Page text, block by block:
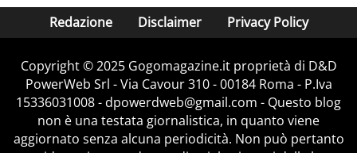
Redazione Disclaimer Privacy Policy
Copyright © 2025 Gogomagazine.it proprietà di D&D
PowerWeb Srl - Via Cavour 310 - 00184 Roma - P.Iva
15336031008 - dpowerdweb@gmail.com - Questo blog
non è una testata giornalistica, in quanto viene
aggiornato senza alcuna periodicità. Non può pertanto